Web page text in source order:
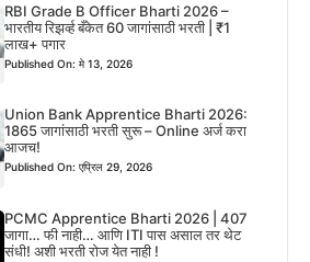
RBI Grade B Officer Bharti 2026 –
भारतीय रिझर्व्ह बँकेत 60 जागांसाठी भरती | ₹1
लाख+ पगार
Published On: मे 13, 2026
Union Bank Apprentice Bharti 2026:
1865 जागांसाठी भरती सुरू – Online अर्ज करा
आजच!
Published On: एप्रिल 29, 2026
PCMC Apprentice Bharti 2026 | 407
जागा… फी नाही… आणि ITI पास असाल तर थेट
संधी! अशी भरती रोज येत नाही !